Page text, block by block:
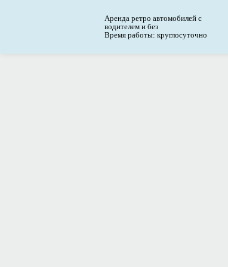
Аренда ретро автомобилей с
водителем и без
Время работы: круглосуточно